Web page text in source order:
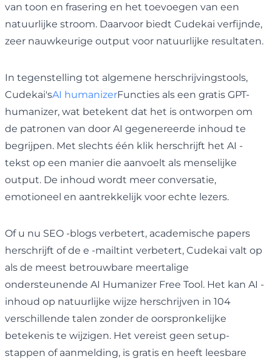
van toon en frasering en het toevoegen van een
natuurlijke stroom. Daarvoor biedt Cudekai verfijnde,
zeer nauwkeurige output voor natuurlijke resultaten.
In tegenstelling tot algemene herschrijvingstools,
Cudekai'sAI humanizerFuncties als een gratis GPT-
humanizer, wat betekent dat het is ontworpen om
de patronen van door AI gegenereerde inhoud te
begrijpen. Met slechts één klik herschrijft het AI -
tekst op een manier die aanvoelt als menselijke
output. De inhoud wordt meer conversatie,
emotioneel en aantrekkelijk voor echte lezers.
Of u nu SEO -blogs verbetert, academische papers
herschrijft of de e -mailtint verbetert, Cudekai valt op
als de meest betrouwbare meertalige
ondersteunende AI Humanizer Free Tool. Het kan AI -
inhoud op natuurlijke wijze herschrijven in 104
verschillende talen zonder de oorspronkelijke
betekenis te wijzigen. Het vereist geen setup-
stappen of aanmelding, is gratis en heeft leesbare